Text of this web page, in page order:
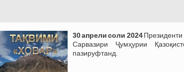
30 апрели соли 2024
Сарвазири Ҷумҳурии
пазируфтанд.